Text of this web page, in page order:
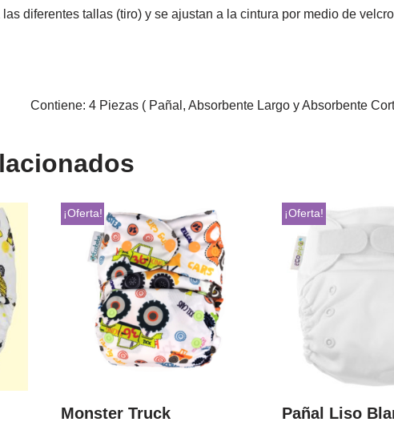
diferentes tallas (tiro) y se ajustan a la cintura por medio de
Contiene: 4 Piezas ( Pañal, Absorbente Largo y Absorbente
¡Oferta!
Monster Truck
¡Oferta!
Pañal Liso